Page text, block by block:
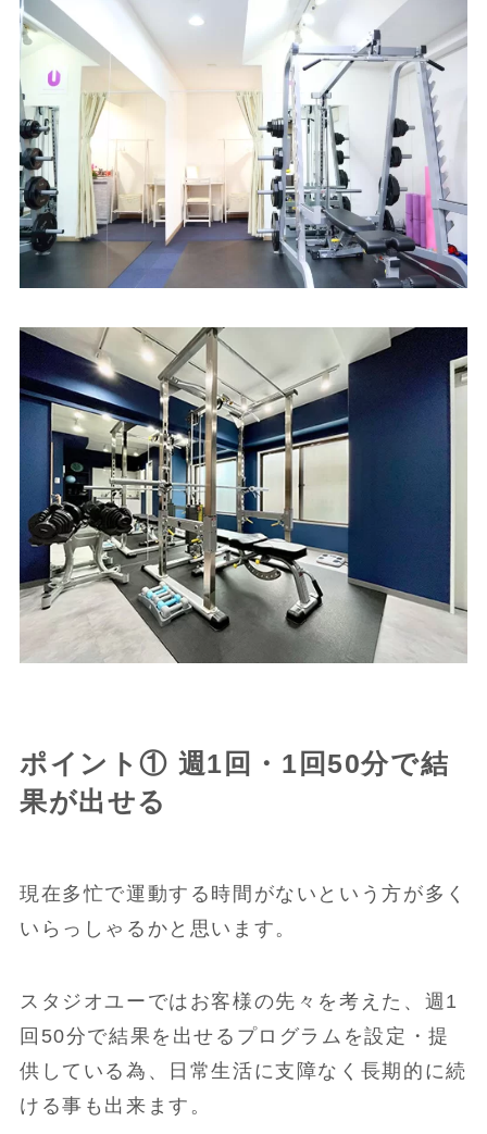
ポイント① 週1回・1回50分で結
果が出せる
現在多忙で運動する時間がないという方が多く
いらっしゃるかと思います。
スタジオユーではお客様の先々を考えた、週1
回50分で結果を出せるプログラムを設定・提
供している為、日常生活に支障なく長期的に続
ける事も出来ます。